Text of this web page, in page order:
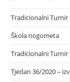
Tradicionalni Turnir
Škola nogometa
Tradicionalni Turnir
Tjedan 36/2020 –